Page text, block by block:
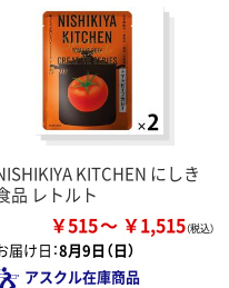
KITCHEN にしき
品 レトルト
￥515 ￥1,515
届け日：8月9日（日）
アスクル在庫商品